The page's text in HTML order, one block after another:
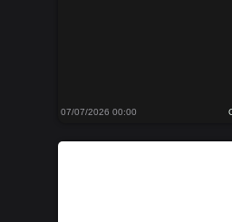
07/07/2026 00:00